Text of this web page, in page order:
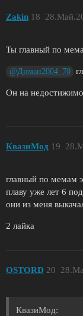
Zakin 18
Ты главный по
@Диман2004_70
Он на
КвазиМод 19
главный по мемам
плаву уже лет 6
они из меня
2 лайка
OSTORD 20
КвазиМод: